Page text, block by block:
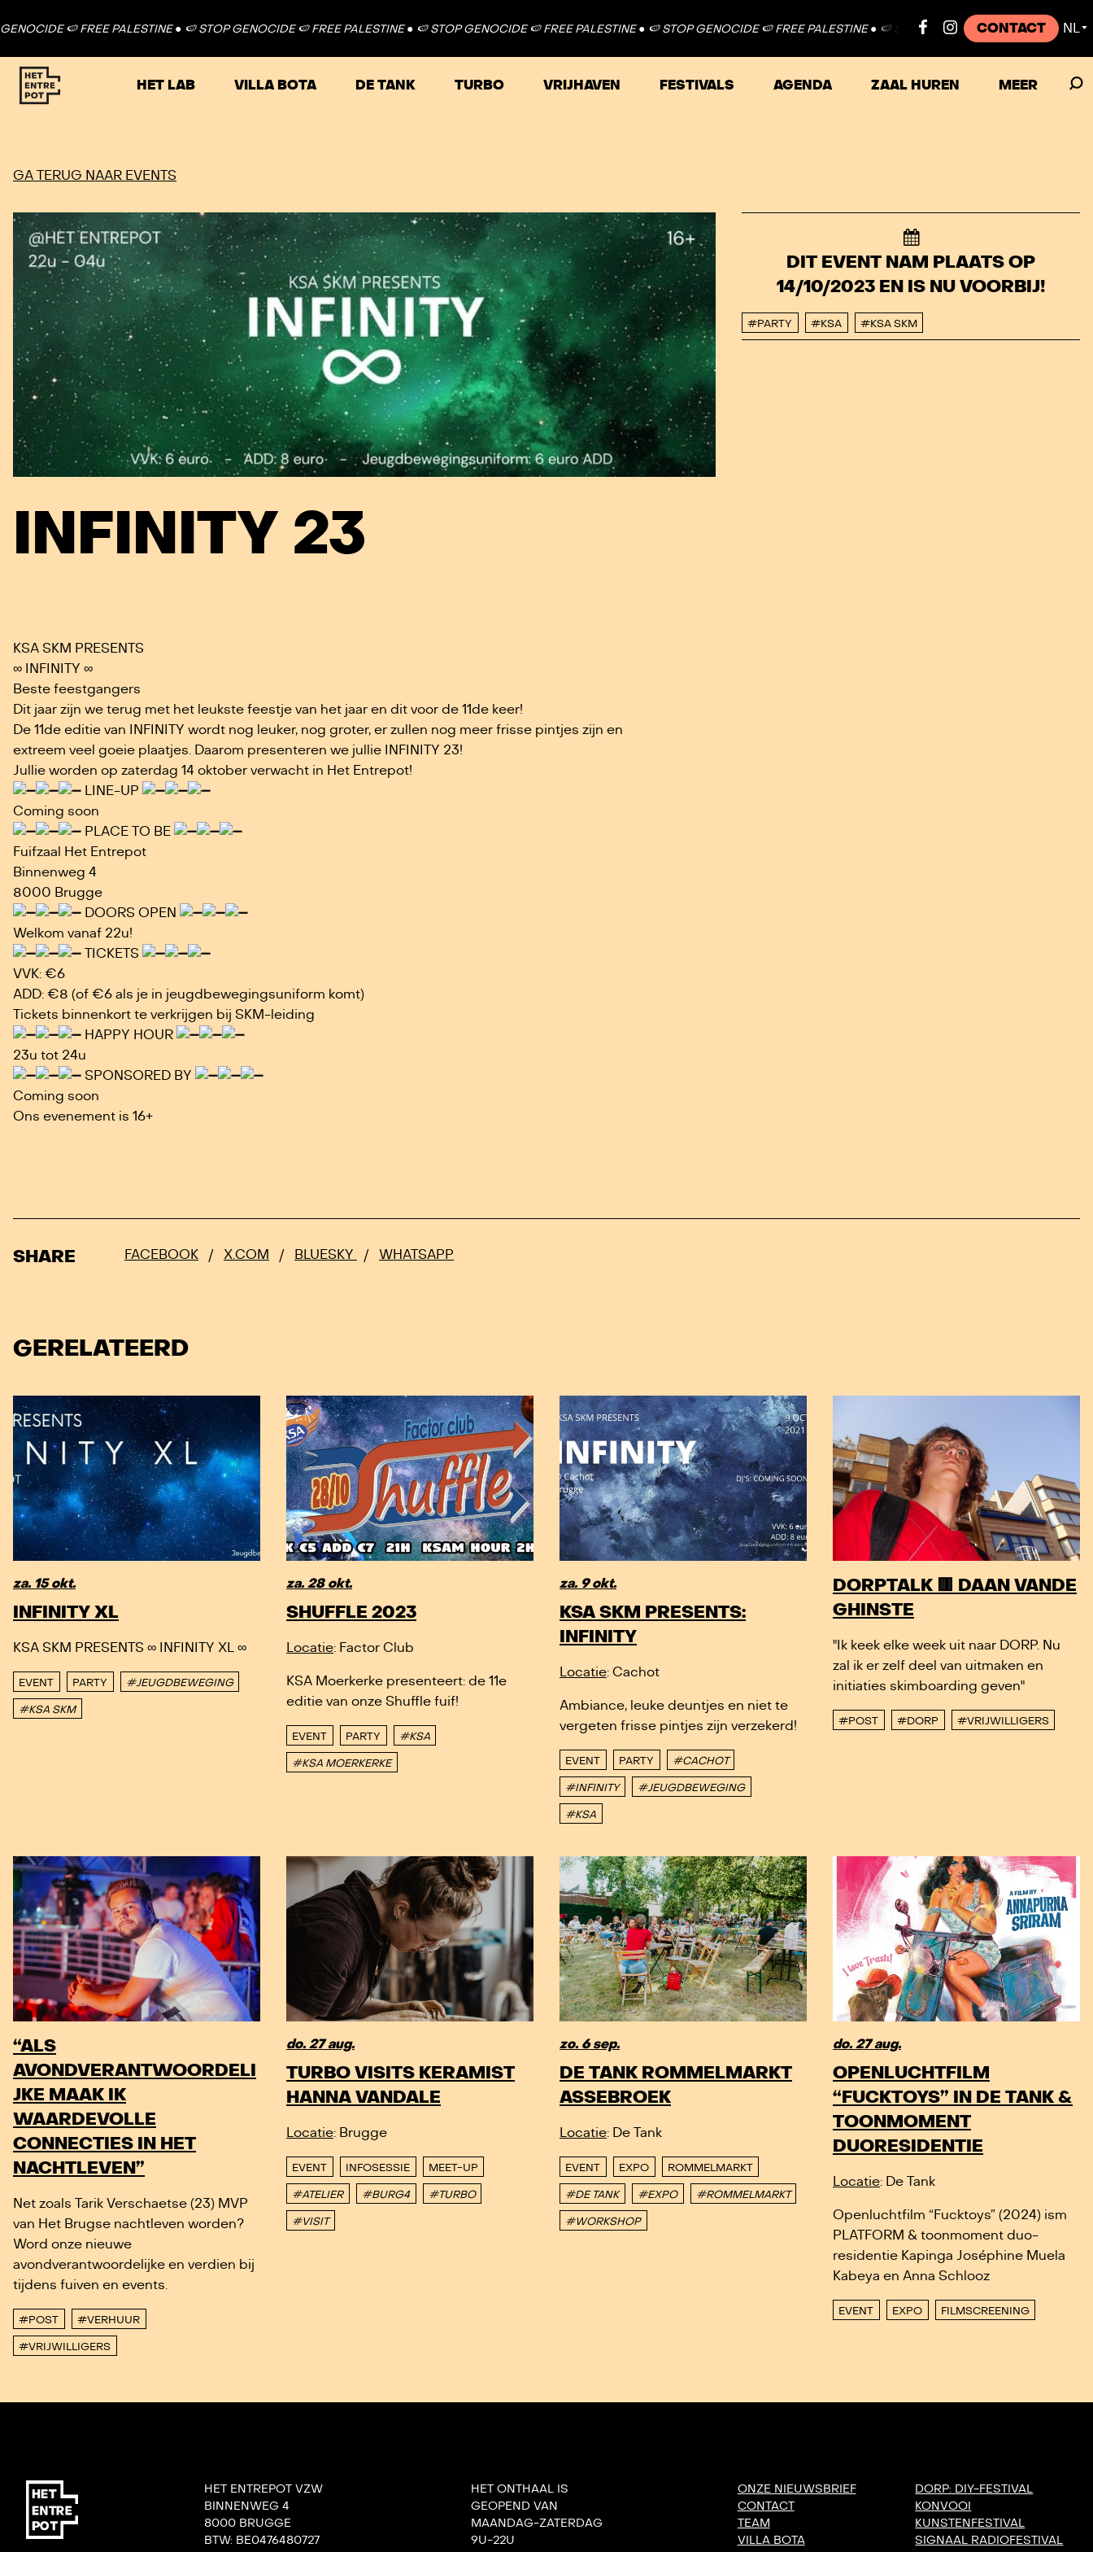
🍉 FREE PALESTINE ● 🍉 STOP GENOCIDE 🍉 FREE PALESTINE ● 🍉 STOP GENOCIDE 🍉 FREE PALESTINE ● 🍉 STOP GENOCIDE 🍉 FREE PALESTINE ● 🍉 STOP GENOCIDE 🍉 FREE PALESTINE ● 🍉
CONTACT NL ▼
HET LAB VILLA BOTA DE TANK TURBO VRIJHAVEN FESTIVALS AGENDA ZAAL HUREN MEER
GA TERUG NAAR EVENTS
INFINITY 23
DIT EVENT NAM PLAATS OP
14/10/2023 EN IS NU VOORBIJ!
#PARTY #KSA #KSA SKM
KSA SKM PRESENTS
∞ INFINITY ∞
Beste feestgangers
Dit jaar zijn we terug met het leukste feestje van het jaar en dit voor de 11de keer!
De 11de editie van INFINITY wordt nog leuker, nog groter, er zullen nog meer frisse pintjes zijn en
extreem veel goeie plaatjes. Daarom presenteren we jullie INFINITY 23!
Jullie worden op zaterdag 14 oktober verwacht in Het Entrepot!
LINE-UP
Coming soon
PLACE TO BE
Fuifzaal Het Entrepot
Binnenweg 4
8000 Brugge
DOORS OPEN
Welkom vanaf 22u!
TICKETS
VVK: €6
ADD: €8 (of €6 als je in jeugdbewegingsuniform komt)
Tickets binnenkort te verkrijgen bij SKM-leiding
HAPPY HOUR
23u tot 24u
SPONSORED BY
Coming soon
Ons evenement is 16+
SHARE FACEBOOK / X.COM / BLUESKY / WHATSAPP
GERELATEERD
za. 15 okt.
INFINITY XL
KSA SKM PRESENTS ∞ INFINITY XL ∞
EVENT PARTY #JEUGDBEWEGING
#KSA SKM
za. 28 okt.
SHUFFLE 2023
Locatie: Factor Club
KSA Moerkerke presenteert: de 11e
editie van onze Shuffle fuif!
EVENT PARTY #KSA
#KSA MOERKERKE
za. 9 okt.
KSA SKM PRESENTS:
INFINITY
Locatie: Cachot
Ambiance, leuke deuntjes en niet te
vergeten frisse pintjes zijn verzekerd!
EVENT PARTY #CACHOT
#INFINITY #JEUGDBEWEGING
#KSA
DORPTALK 🟥 DAAN VANDE
GHINSTE
"Ik keek elke week uit naar DORP. Nu
zal ik er zelf deel van uitmaken en
initiaties skimboarding geven"
#POST #DORP #VRIJWILLIGERS
“ALS
AVONDVERANTWOORDELI
JKE MAAK IK
WAARDEVOLLE
CONNECTIES IN HET
NACHTLEVEN”
Net zoals Tarik Verschaetse (23) MVP
van Het Brugse nachtleven worden?
Word onze nieuwe
avondverantwoordelijke en verdien bij
tijdens fuiven en events.
#POST #VERHUUR
#VRIJWILLIGERS
do. 27 aug.
TURBO VISITS KERAMIST
HANNA VANDALE
Locatie: Brugge
EVENT INFOSESSIE MEET-UP
#ATELIER #BURG4 #TURBO
#VISIT
zo. 6 sep.
DE TANK ROMMELMARKT
ASSEBROEK
Locatie: De Tank
EVENT EXPO ROMMELMARKT
#DE TANK #EXPO #ROMMELMARKT
#WORKSHOP
do. 27 aug.
OPENLUCHTFILM
“FUCKTOYS” IN DE TANK &
TOONMOMENT
DUORESIDENTIE
Locatie: De Tank
Openluchtfilm “Fucktoys” (2024) ism
PLATFORM & toonmoment duo-
residentie Kapinga Joséphine Muela
Kabeya en Anna Schlooz
EVENT EXPO FILMSCREENING
HET ENTREPOT VZW
BINNENWEG 4
8000 BRUGGE
BTW: BE0476480727
HET ONTHAAL IS
GEOPEND VAN
MAANDAG-ZATERDAG
9U-22U
ONZE NIEUWSBRIEF
CONTACT
TEAM
VILLA BOTA
DORP: DIY-FESTIVAL
KONVOOI
KUNSTENFESTIVAL
SIGNAAL RADIOFESTIVAL